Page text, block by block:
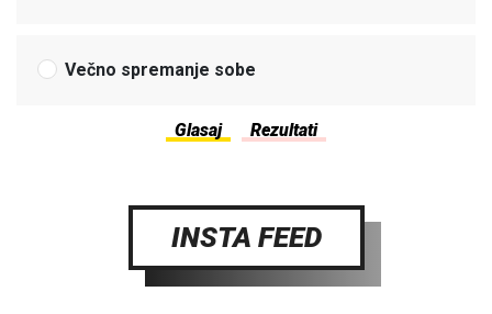
Večno spremanje sobe
INSTA FEED